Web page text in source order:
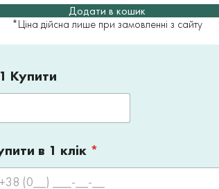
Додати в кошик
*Ціна дійсна лише при замовленні з сайту
Купити
в 1 клік *